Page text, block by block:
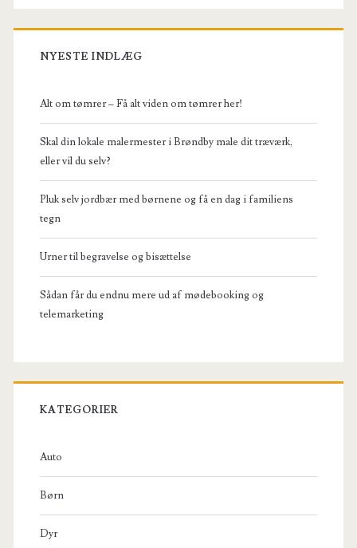
NYESTE INDLÆG
Alt om tømrer – Få alt viden om tømrer her!
Skal din lokale malermester i Brøndby male dit træværk,
eller vil du selv?
Pluk selv jordbær med børnene og få en dag i familiens
tegn
Urner til begravelse og bisættelse
Sådan får du endnu mere ud af mødebooking og
telemarketing
KATEGORIER
Auto
Børn
Dyr